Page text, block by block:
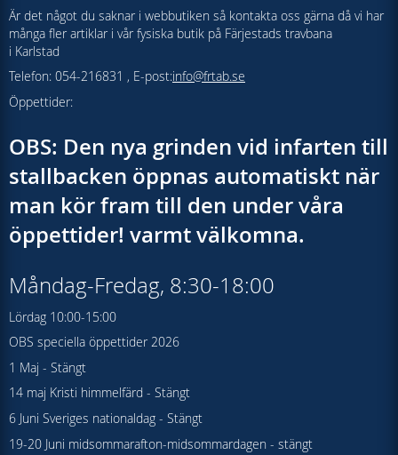
Är det något du saknar i webbutiken så kontakta oss gärna då vi har
många fler artiklar i vår fysiska butik på Färjestads travbana
i Karlstad
Telefon: 054-216831 , E-post:info@frtab.se
Öppettider:
OBS: Den nya grinden vid infarten till
stallbacken öppnas automatiskt när
man kör fram till den under våra
öppettider! varmt välkomna.
Måndag-Fredag, 8:30-18:00
Lördag 10:00-15:00
OBS speciella öppettider 2026
1 Maj - Stängt
14 maj Kristi himmelfärd - Stängt
6 Juni Sveriges nationaldag - Stängt
19-20 Juni midsommarafton-midsommardagen - stängt